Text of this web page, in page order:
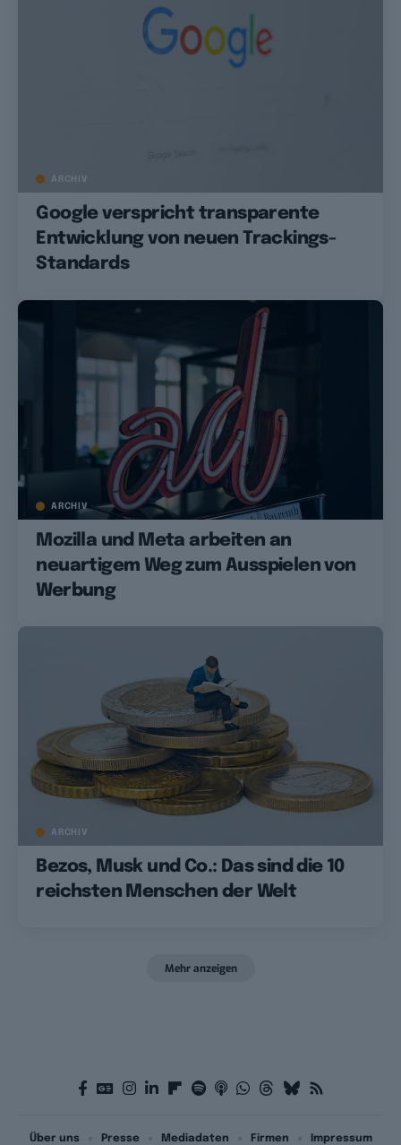
ARCHIV
Google verspricht transparente
Entwicklung von neuen Trackings-
Standards
ARCHIV
Mozilla und Meta arbeiten an
neuartigem Weg zum Ausspielen von
Werbung
ARCHIV
Bezos, Musk und Co.: Das sind die 10
reichsten Menschen der Welt
Mehr anzeigen
Über uns Presse Mediadaten Firmen Impressum